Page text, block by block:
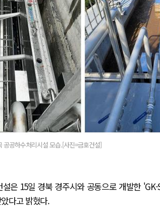
공공하수처리시설 모습.[사진=금호건설]
은 15일 경북 경주시와 공동으로 개발한
다고 밝혔다.